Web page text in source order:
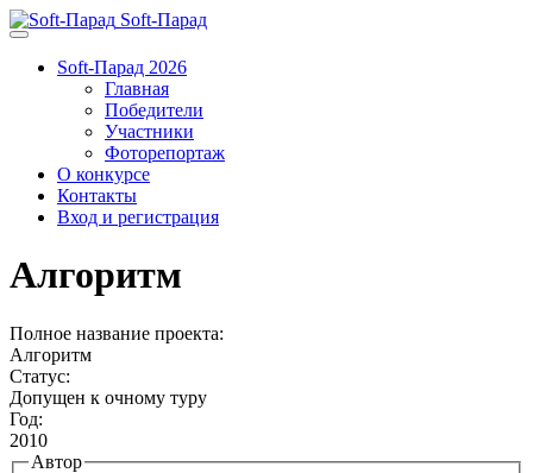
Soft-Парад
Soft-Парад 2026
Главная
Победители
Участники
Фоторепортаж
О конкурсе
Контакты
Вход и регистрация
Алгоритм
Полное название проекта:
Алгоритм
Статус:
Допущен к очному туру
Год:
2010
Автор